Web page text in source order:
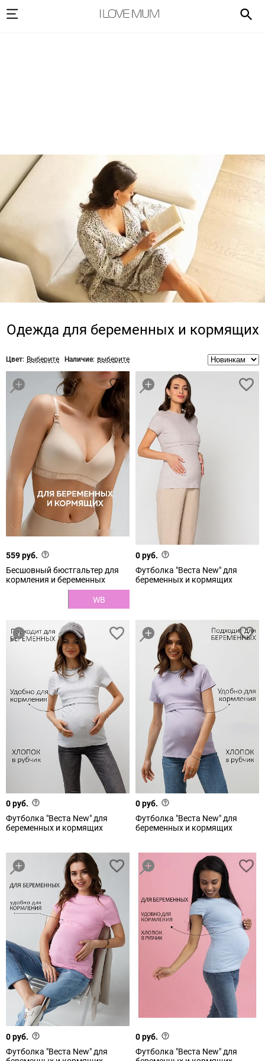
Одежда для беременных и кормящих
Цвет: Выберите Наличие: выберите
559 руб.
Бесшовный бюстгальтер для
кормления и беременных
WB
0 руб.
Футболка "Веста New" для
беременных и кормящих
0 руб.
Футболка "Веста New" для
беременных и кормящих
0 руб.
Футболка "Веста New" для
беременных и кормящих
0 руб.
Футболка "Веста New" для
0 руб.
Футболка "Веста New" для